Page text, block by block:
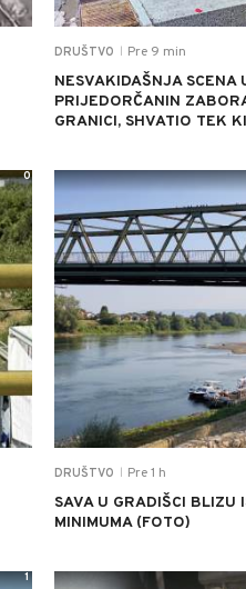
DRUŠTVO Pre 9 min
NESVAKIDAŠNJA SCENA
PRIJEDORČANIN
GRANICI, SHVATIO TEK
0
DRUŠTVO Pre 1 h
SAVA U GRADIŠCI BLIZU
MINIMUMA (FOTO)
1